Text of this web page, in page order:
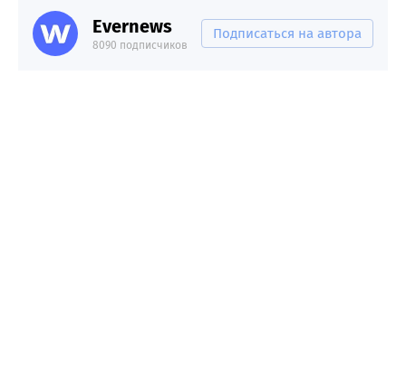
Evernews
8090 подписчиков
Подписаться на автора